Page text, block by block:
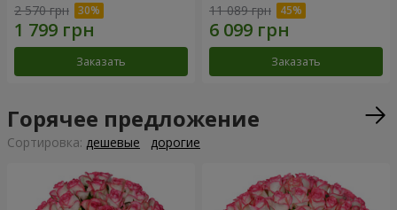
2 570 грн
Заказать
11 089 грн
Заказать
Горячее предложение
Cортировка: дешевые дорогие